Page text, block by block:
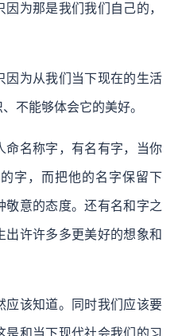
为那是我们我们自己的，
因为从我们当下现在的生活
不能够体会它的美好。
命名称字，有名有字，当你
字，而把他的名字保留下
敬意的态度。还有名和字之
出许许多多更美好的想象和
应该知道。同时我们应该要
是和当下现代社会我们的习